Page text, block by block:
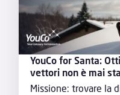
YouCo for Santa:
vettori non è mai
Missione: trovare la